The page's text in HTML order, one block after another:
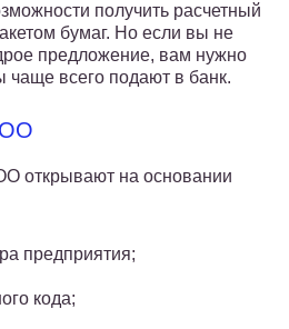
получить расчетный
бумаг. Но если вы не
предложение, вам нужно
чаще всего подают в банк.
открывают на основании
предприятия;
кода;